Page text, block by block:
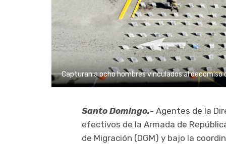
Capturan a ocho hombres vinculados al decomiso
Santo Domingo.- Agentes de la
efectivos de la Armada de
de Migración (DGM) y bajo la